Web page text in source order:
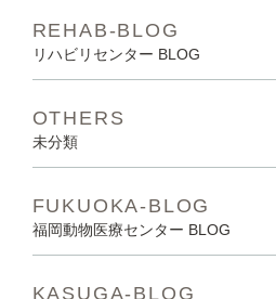
REHAB-BLOG
リハビリセンター BLOG
OTHERS
未分類
FUKUOKA-BLOG
福岡動物医療センター BLOG
KASUGA-BLOG